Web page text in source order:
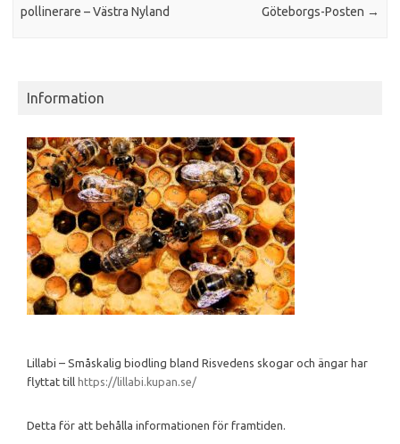
pollinerare – Västra Nyland
Göteborgs-Posten →
Information
Lillabi – Småskalig biodling bland Risvedens skogar och ängar har
flyttat till https://lillabi.kupan.se/
Detta för att behålla informationen för framtiden.